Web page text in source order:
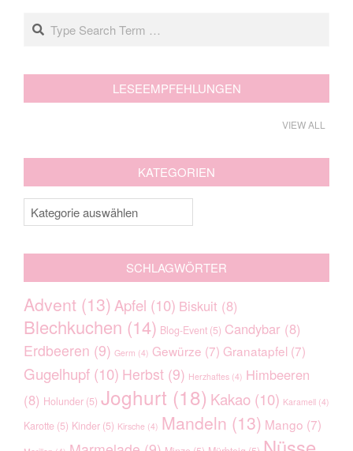
Search
LESEEMPFEHLUNGEN
CABELLO DE ANGEL: ENGEL
SINGEN WEIHNACHTSLIEDER…
VIEW ALL
KATEGORIEN
Kategorien
SCHLAGWÖRTER
Advent (13) Apfel (10) Biskuit (8)
Blechkuchen (14) Blog-Event (5) Candybar (8)
Erdbeeren (9) Germ (4) Gewürze (7) Granatapfel (7)
Gugelhupf (10) Herbst (9) Herzhaftes (4) Himbeeren
(8) Holunder (5) Joghurt (18) Kakao (10) Karamell (4)
Karotte (5) Kinder (5) Kirsche (4) Mandeln (13) Mango (7)